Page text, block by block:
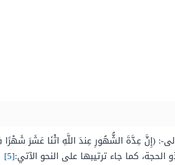
من 12 شهرًا، وعدد أيامها 354 يوم، حيث قال -تعالى-: (إِنَّ عِدَّةَ الشُّهُورِ
كما جاء ترتيبها على النحو الآتي:[5]